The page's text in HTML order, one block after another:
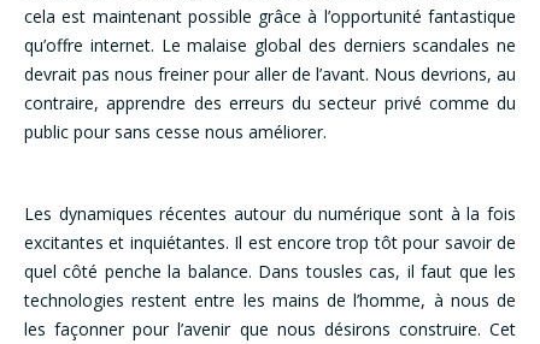
cela est maintenant possible grâce à l’opportunité fantastique
qu’offre internet. Le malaise global des derniers scandales ne
devrait pas nous freiner pour aller de l’avant. Nous devrions, au
contraire, apprendre des erreurs du secteur privé comme du
public pour sans cesse nous améliorer.
Les dynamiques récentes autour du numérique sont à la fois
excitantes et inquiétantes. Il est encore trop tôt pour savoir de
quel côté penche la balance. Dans tousles cas, il faut que les
technologies restent entre les mains de l’homme, à nous de
les façonner pour l’avenir que nous désirons construire. Cet